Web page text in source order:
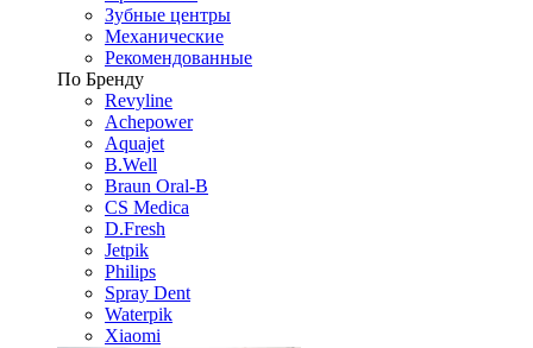
Зубные центры
Механические
Рекомендованные
По Бренду
Revyline
Achepower
Aquajet
B.Well
Braun Oral-B
CS Medica
D.Fresh
Jetpik
Philips
Spray Dent
Waterpik
Xiaomi